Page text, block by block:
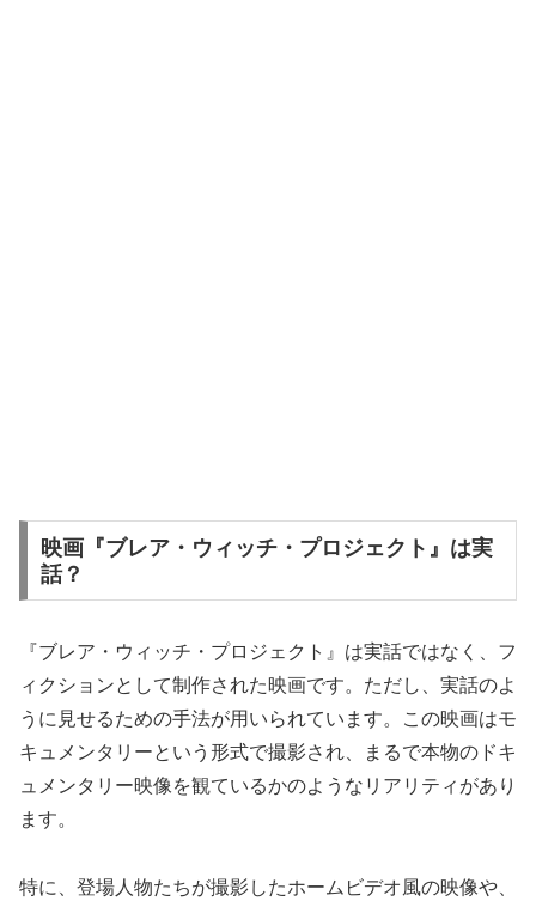
映画『ブレア・ウィッチ・プロジェクト』は実
話？
『ブレア・ウィッチ・プロジェクト』は実話ではなく、フ
ィクションとして制作された映画です。ただし、実話のよ
うに見せるための手法が用いられています。この映画はモ
キュメンタリーという形式で撮影され、まるで本物のドキ
ュメンタリー映像を観ているかのようなリアリティがあり
ます。
特に、登場人物たちが撮影したホームビデオ風の映像や、